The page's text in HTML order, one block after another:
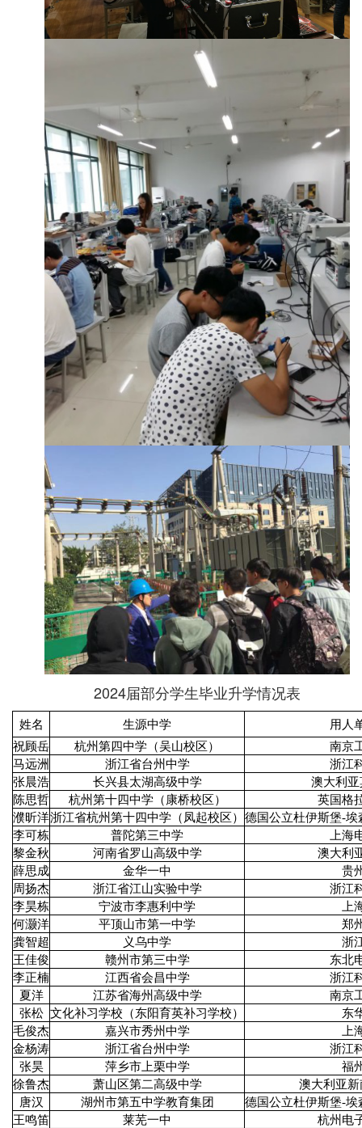
2024届部分学生毕业升学情况表
姓名 生源中学
用人
祝顾岳
杭州第四中学（吴山校区）
南京
马远洲
浙江省台州中学
浙江
张晨浩
长兴县太湖高级中学
澳大利
陈思哲
杭州第十四中学（康桥校区）
英国格
濮昕洋浙江省杭州第十四中学（凤起校区） 德国公立杜伊斯堡-
李可栋
普陀第三中学
上海
黎金秋
河南省罗山高级中学
澳大利
薛思成
金华一中
贵
周扬杰
浙江省江山实验中学
浙江
李昊栋
宁波市李惠利中学
上
何灏洋
平顶山市第一中学
郑
龚智超
义乌中学
浙
王佳俊
赣州市第三中学
东北
李正楠
江西省会昌中学
浙江
夏洋
江苏省海州高级中学
南京
张松 文化补习学校（东阳育英补习学校）
东
毛俊杰
嘉兴市秀州中学
上
金杨涛
浙江省台州中学
浙江
张昊
萍乡市上栗中学
福
徐鲁杰
萧山区第二高级中学
澳大利亚
唐汉
湖州市第五中学教育集团
德国公立杜伊斯堡-
王鸣笛
莱芜一中
杭州电